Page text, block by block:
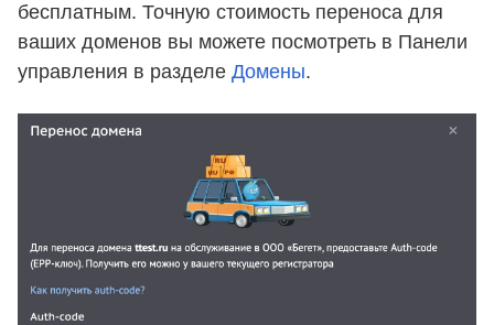
бесплатным. Точную стоимость переноса для
ваших доменов вы можете посмотреть в Панели
управления в разделе Домены.